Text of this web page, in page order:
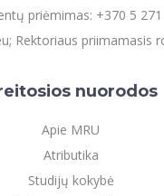
priėmimas: +370 5
Rektoriaus priimamasis
nuorodos
Apie MRU
Atributika
Studijų kokybė